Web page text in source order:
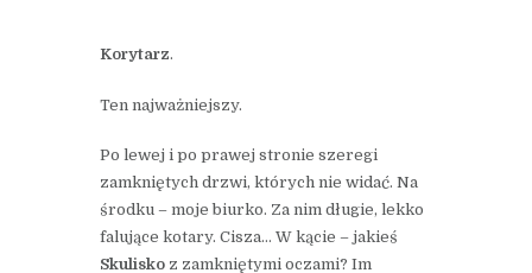
Korytarz.
Ten najważniejszy.
Po lewej i po prawej stronie szeregi
zamkniętych drzwi, których nie widać. Na
środku – moje biurko. Za nim długie, lekko
falujące kotary. Cisza… W kącie – jakieś
Skulisko z zamkniętymi oczami? Im